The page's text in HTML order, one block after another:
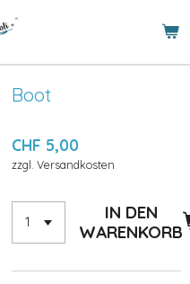
Boot
CHF 5,00
zzgl. Versandkosten
IN DEN
WARENKORB